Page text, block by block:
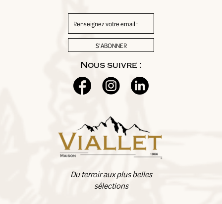
Du terroir aux plus belles
sélections
Nous suivre :